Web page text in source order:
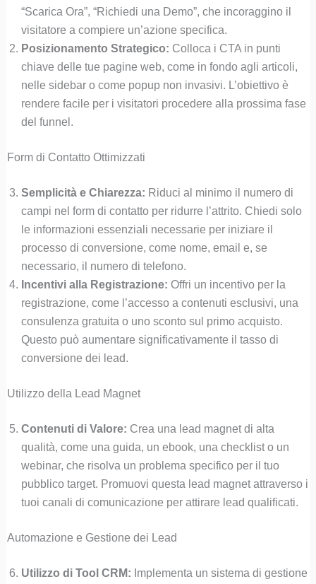
“Scarica Ora”, “Richiedi una Demo”, che incoraggino il
visitatore a compiere un’azione specifica.
Posizionamento Strategico: Colloca i CTA in punti
chiave delle tue pagine web, come in fondo agli articoli,
nelle sidebar o come popup non invasivi. L’obiettivo è
rendere facile per i visitatori procedere alla prossima fase
del funnel.
Form di Contatto Ottimizzati
Semplicità e Chiarezza: Riduci al minimo il numero di
campi nel form di contatto per ridurre l’attrito. Chiedi solo
le informazioni essenziali necessarie per iniziare il
processo di conversione, come nome, email e, se
necessario, il numero di telefono.
Incentivi alla Registrazione: Offri un incentivo per la
registrazione, come l’accesso a contenuti esclusivi, una
consulenza gratuita o uno sconto sul primo acquisto.
Questo può aumentare significativamente il tasso di
conversione dei lead.
Utilizzo della Lead Magnet
Contenuti di Valore: Crea una lead magnet di alta
qualità, come una guida, un ebook, una checklist o un
webinar, che risolva un problema specifico per il tuo
pubblico target. Promuovi questa lead magnet attraverso i
tuoi canali di comunicazione per attirare lead qualificati.
Automazione e Gestione dei Lead
Utilizzo di Tool CRM: Implementa un sistema di gestione